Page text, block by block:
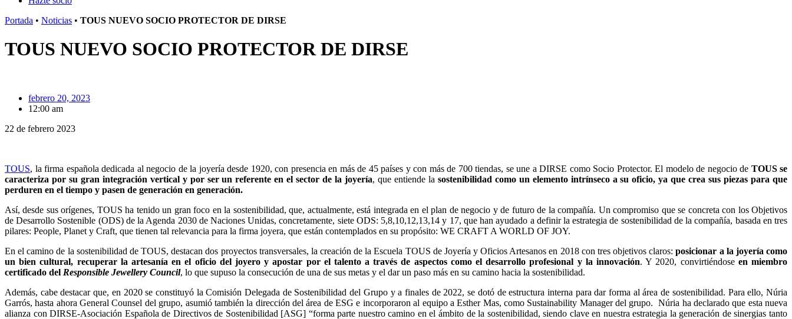
Portada • Noticias • TOUS NUEVO SOCIO PROTECTOR DE DIRSE
TOUS NUEVO SOCIO PROTECTOR DE DIRSE
febrero 20, 2023
12:00 am
22 de febrero 2023
TOUS, la firma española dedicada al negocio de la joyería desde 1920, con presencia en más de 45 países y con más de 700 tiendas, se une a DIRSE como Socio Protector. El modelo de negocio de TOUS se
caracteriza por su gran integración vertical y por ser un referente en el sector de la joyería, que entiende la sostenibilidad como un elemento intrínseco a su oficio, ya que crea sus piezas para que
perduren en el tiempo y pasen de generación en generación.
Así, desde sus orígenes, TOUS ha tenido un gran foco en la sostenibilidad, que, actualmente, está integrada en el plan de negocio y de futuro de la compañía. Un compromiso que se concreta con los Objetivos
de Desarrollo Sostenible (ODS) de la Agenda 2030 de Naciones Unidas, concretamente, siete ODS: 5,8,10,12,13,14 y 17, que han ayudado a definir la estrategia de sostenibilidad de la compañía, basada en tres
pilares: People, Planet y Craft, que tienen tal relevancia para la firma joyera, que están contemplados en su propósito: WE CRAFT A WORLD OF JOY.
En el camino de la sostenibilidad de TOUS, destacan dos proyectos transversales, la creación de la Escuela TOUS de Joyería y Oficios Artesanos en 2018 con tres objetivos claros:posicionar a la joyería como
un bien cultural, recuperar la artesanía en el oficio del joyero y apostar por el talento a través de aspectos como el desarrollo profesional y la innovación. Y 2020, convirtiéndoseen miembro
certificado del Responsible Jewellery Council, lo que supuso la consecución de una de sus metas y el dar un paso más en su camino hacia la sostenibilidad.
Además, cabe destacar que, en 2020 se constituyó la Comisión Delegada de Sostenibilidad del Grupo y a finales de 2022, se dotó de estructura interna para dar forma al área de sostenibilidad. Para ello, Núria
Garrós, hasta ahora General Counsel del grupo, asumió también la dirección del área de ESG e incorporaron al equipo a Esther Mas, como Sustainability Manager del grupo. Núria ha declarado que esta nueva
alianza con DIRSE-Asociación Española de Directivos de Sostenibilidad [ASG] “forma parte nuestro camino en el ámbito de la sostenibilidad, siendo clave en nuestra estrategia la generación de sinergias tanto